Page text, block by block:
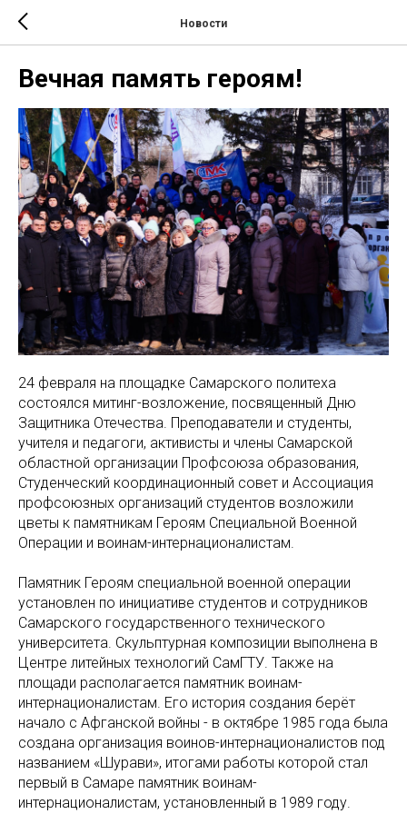
Новости
Вечная память героям!
24 февраля на площадке Самарского политеха
состоялся митинг-возложение, посвященный Дню
Защитника Отечества. Преподаватели и студенты,
учителя и педагоги, активисты и члены Самарской
областной организации Профсоюза образования,
Студенческий координационный совет и Ассоциация
профсоюзных организаций студентов возложили
цветы к памятникам Героям Специальной Военной
Операции и воинам-интернационалистам.
Памятник Героям специальной военной операции
установлен по инициативе студентов и сотрудников
Самарского государственного технического
университета. Скульптурная композиции выполнена в
Центре литейных технологий СамГТУ. Также на
площади располагается памятник воинам-
интернационалистам. Его история создания берёт
начало с Афганской войны - в октябре 1985 года была
создана организация воинов-интернационалистов под
названием «Шурави», итогами работы которой стал
первый в Самаре памятник воинам-
интернационалистам, установленный в 1989 году.